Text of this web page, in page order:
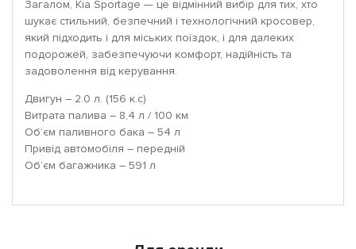
Загалом, Kia Sportage — це відмінний вибір для тих, хто
шукає стильний, безпечний і технологічний кросовер,
який підходить і для міських поїздок, і для далеких
подорожей, забезпечуючи комфорт, надійність та
задоволення від керування.
Двигун – 2.0 л. (156 к.с)
Витрата палива – 8,4 л / 100 км
Об’єм паливного бака – 54 л
Привід автомобіля – передній
Об’єм багажника – 591 л